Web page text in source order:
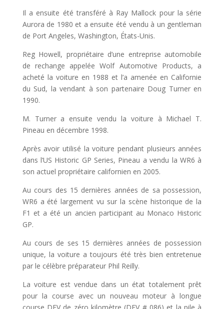
Il a ensuite été transféré à Ray Mallock pour la série
Aurora de 1980 et a ensuite été vendu à un gentleman
de Port Angeles, Washington, États-Unis.
Reg Howell, propriétaire d’une entreprise automobile
de rechange appelée Wolf Automotive Products, a
acheté la voiture en 1988 et l’a amenée en Californie
du Sud, la vendant à son partenaire Doug Turner en
1990.
M. Turner a ensuite vendu la voiture à Michael T.
Pineau en décembre 1998.
Après avoir utilisé la voiture pendant plusieurs années
dans l’US Historic GP Series, Pineau a vendu la WR6 à
son actuel propriétaire californien en 2005.
Au cours des 15 dernières années de sa possession,
WR6 a été largement vu sur la scène historique de la
F1 et a été un ancien participant au Monaco Historic
GP.
Au cours de ses 15 dernières années de possession
unique, la voiture a toujours été très bien entretenue
par le célèbre préparateur Phil Reilly.
La voiture est vendue dans un état totalement prêt
pour la course avec un nouveau moteur à longue